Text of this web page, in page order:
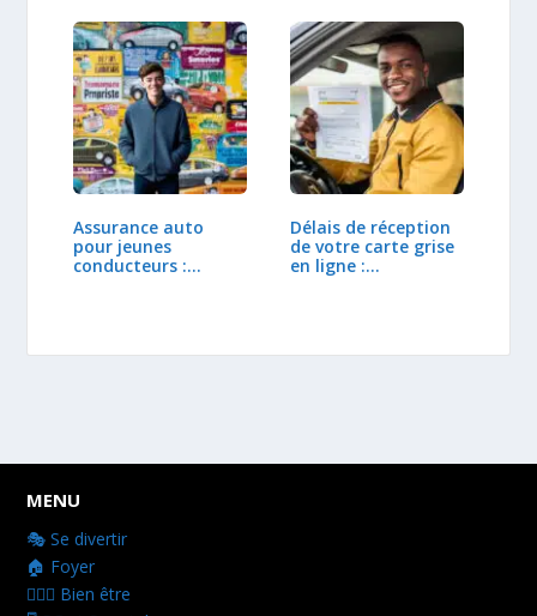
Assurance auto
pour jeunes
conducteurs :
Délais de réception
de votre carte grise
en ligne :…
MENU
🎭 Se divertir
🏠 Foyer
👩🏻‍⚕️ Bien être